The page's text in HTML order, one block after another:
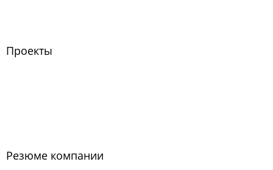
Проекты
Резюме компании